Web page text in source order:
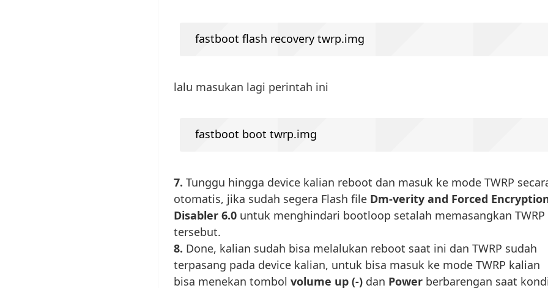
fastboot flash recovery twrp.img
lalu masukan lagi perintah ini
fastboot boot twrp.img
7. Tunggu hingga device kalian reboot dan masuk ke mode TWRP
otomatis, jika sudah segera Flash file Dm-verity and Forced
Disabler 6.0 untuk menghindari bootloop setalah memasangkan TWRP
tersebut.
8. Done, kalian sudah bisa melalukan reboot saat ini dan TWRP sudah
terpasang pada device kalian, untuk bisa masuk ke mode TWRP kalian
bisa menekan tombol volume up (-) dan Power berbarengan saat